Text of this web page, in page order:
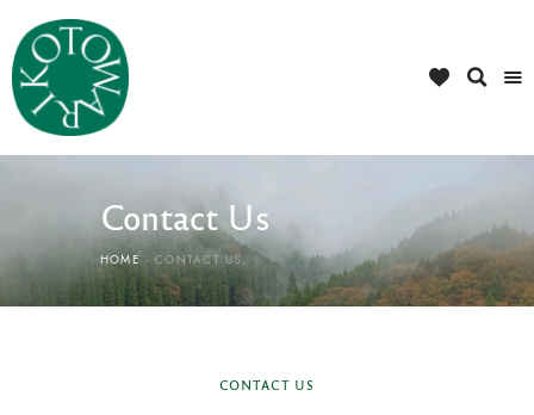
Contact Us
HOME CONTACT US
CONTACT US